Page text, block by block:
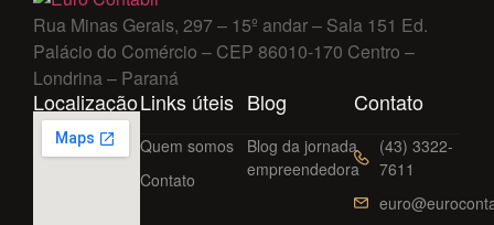
Rua Minas Gerais, 297 – 15º andar – Sala 151 Ed.
Palácio do Comércio – CEP 86010-170 Centro –
Londrina – Paraná
LocalizaçãoLinks úteis
Quem somos
Contato
Blog
Blog da jornada
empreendedora
Contato
(43) 3322-
7611